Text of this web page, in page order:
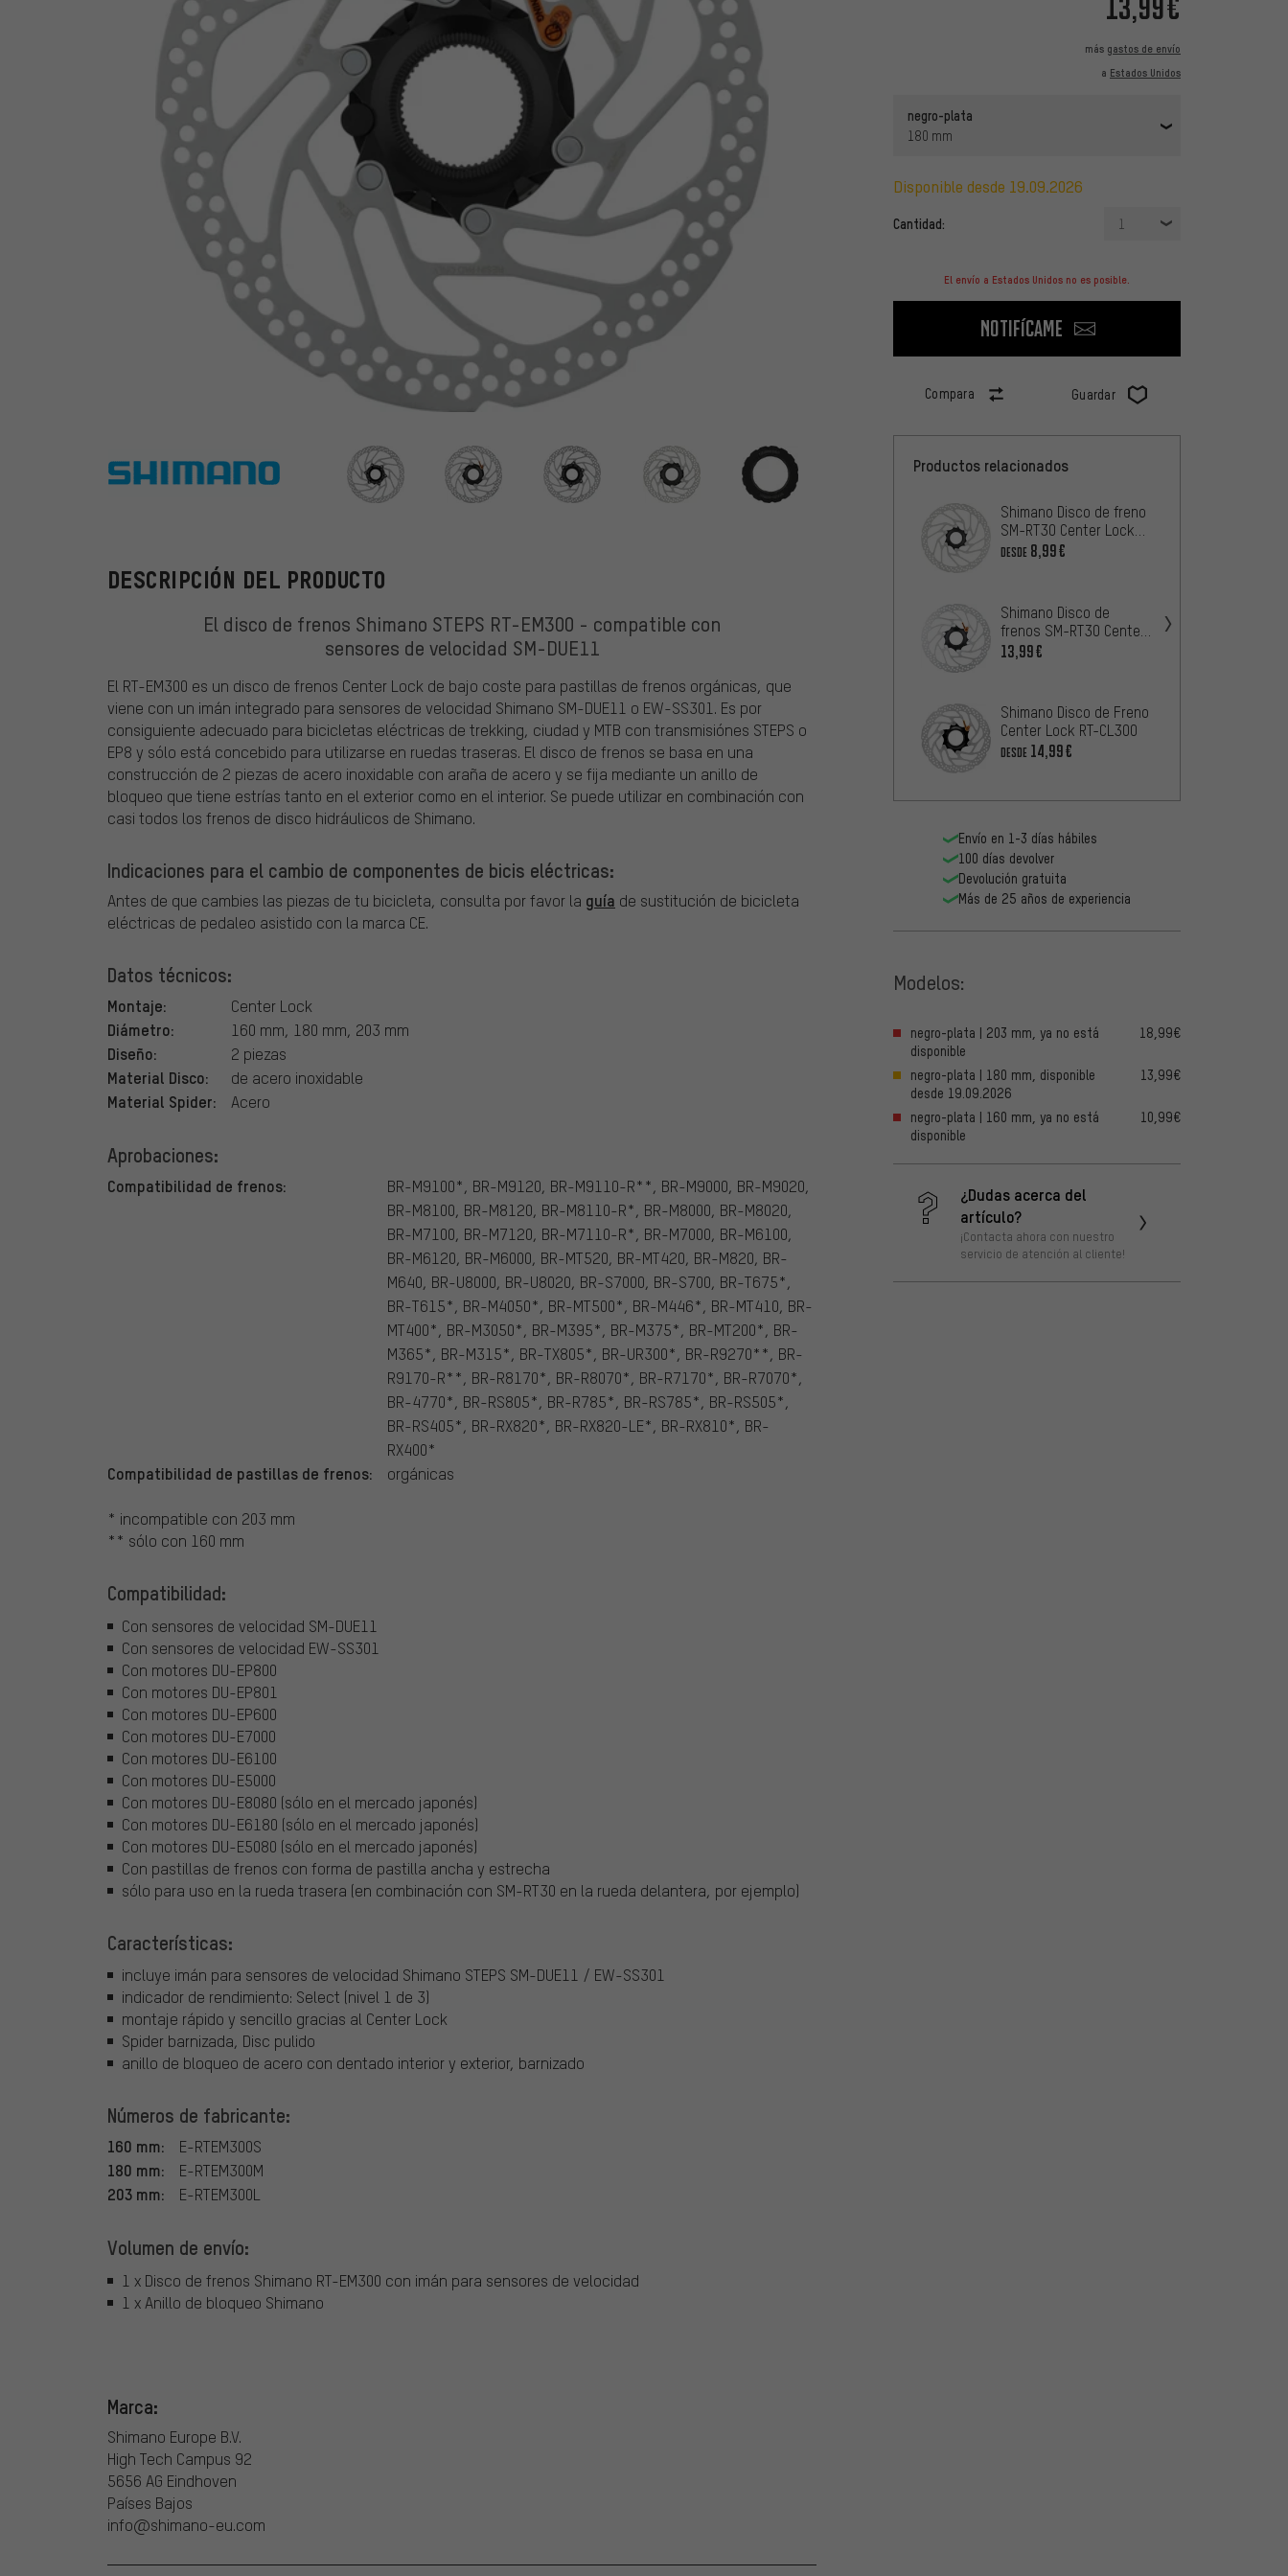
más gastos de envío
a Estados Unidos
negro-plata
180 mm
disponible desde 19.09.2026
Cantidad: 1
El envío a Estados Unidos no es posible.
Notifícame
Compara Guardar
Shimano
DESCRIPCIÓN DEL PRODUCTO
El disco de frenos Shimano STEPS RT-EM300 - compatible con
sensores de velocidad SM-DUE11
El RT-EM300 es un disco de frenos Center Lock de bajo coste para pastillas de frenos orgánicas, que
viene con un imán integrado para sensores de velocidad Shimano SM-DUE11 o EW-SS301. Es por
consiguiente adecuado para bicicletas eléctricas de trekking, ciudad y MTB con transmisiónes STEPS o
EP8 y sólo está concebido para utilizarse en ruedas traseras. El disco de frenos se basa en una
construcción de 2 piezas de acero inoxidable con araña de acero y se fija mediante un anillo de
bloqueo que tiene estrías tanto en el exterior como en el interior. Se puede utilizar en combinación con
casi todos los frenos de disco hidráulicos de Shimano.
Indicaciones para el cambio de componentes de bicis eléctricas:
Antes de que cambies las piezas de tu bicicleta, consulta por favor la guía de sustitución de bicicleta
eléctricas de pedaleo asistido con la marca CE.
Datos técnicos:
Montaje: Center Lock
Diámetro: 160 mm, 180 mm, 203 mm
Diseño: 2 piezas
Material Disco: de acero inoxidable
Material Spider: Acero
Aprobaciones:
Compatibilidad de frenos:
BR-M9100*, BR-M9120, BR-M9110-R**, BR-M9000, BR-M9020,
BR-M8100, BR-M8120, BR-M8110-R*, BR-M8000, BR-M8020,
BR-M7100, BR-M7120, BR-M7110-R*, BR-M7000, BR-M6100,
BR-M6120, BR-M6000, BR-MT520, BR-MT420, BR-M820, BR-
M640, BR-U8000, BR-U8020, BR-S7000, BR-S700, BR-T675*,
BR-T615*, BR-M4050*, BR-MT500*, BR-M446*, BR-MT410, BR-
MT400*, BR-M3050*, BR-M395*, BR-M375*, BR-MT200*, BR-
M365*, BR-M315*, BR-TX805*, BR-UR300*, BR-R9270**, BR-
R9170-R**, BR-R8170*, BR-R8070*, BR-R7170*, BR-R7070*,
BR-4770*, BR-RS805*, BR-R785*, BR-RS785*, BR-RS505*,
BR-RS405*, BR-RX820*, BR-RX820-LE*, BR-RX810*, BR-
RX400*
Compatibilidad de pastillas de frenos: orgánicas
* incompatible con 203 mm
** sólo con 160 mm
Compatibilidad:
Con sensores de velocidad SM-DUE11
Con sensores de velocidad EW-SS301
Con motores DU-EP800
Con motores DU-EP801
Con motores DU-EP600
Con motores DU-E7000
Con motores DU-E6100
Con motores DU-E5000
Con motores DU-E8080 (sólo en el mercado japonés)
Con motores DU-E6180 (sólo en el mercado japonés)
Con motores DU-E5080 (sólo en el mercado japonés)
Con pastillas de frenos con forma de pastilla ancha y estrecha
sólo para uso en la rueda trasera (en combinación con SM-RT30 en la rueda delantera, por ejemplo)
Características:
incluye imán para sensores de velocidad Shimano STEPS SM-DUE11 / EW-SS301
indicador de rendimiento: Select (nivel 1 de 3)
montaje rápido y sencillo gracias al Center Lock
Spider barnizada, Disc pulido
anillo de bloqueo de acero con dentado interior y exterior, barnizado
Números de fabricante:
160 mm: E-RTEM300S
180 mm: E-RTEM300M
203 mm: E-RTEM300L
Volumen de envío:
1 x Disco de frenos Shimano RT-EM300 con imán para sensores de velocidad
1 x Anillo de bloqueo Shimano
Marca:
Shimano Europe B.V.
High Tech Campus 92
5656 AG Eindhoven
Países Bajos
info@shimano-eu.com
Productos relacionados
Shimano Disco de freno
SM-RT30 Center Lock
imán + dentado interno
DESDE 8,99€
Shimano Disco de
frenos SM-RT30 Center
Lock
13,99€
Shimano Disco de Freno
Center Lock RT-CL300
DESDE 14,99€
Envío en 1-3 días hábiles
100 días devolver
Devolución gratuita
Más de 25 años de experiencia
Modelos:
negro-plata | 203 mm, ya no está
disponible
18,99€
negro-plata | 180 mm, disponible
desde 19.09.2026
13,99€
negro-plata | 160 mm, ya no está
disponible
10,99€
¿Dudas acerca del
artículo?
¡Contacta ahora con nuestro
servicio de atención al cliente!